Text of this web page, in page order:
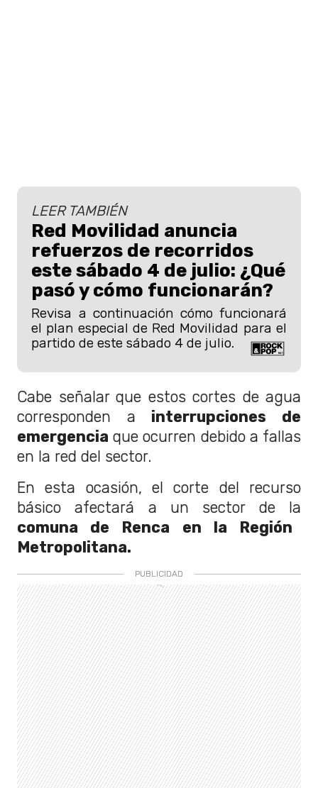
LEER TAMBIÉN
Red Movilidad anuncia
refuerzos de recorridos
este sábado 4 de julio: ¿Qué
pasó y cómo funcionarán?
Revisa a continuación cómo funcionará
el plan especial de Red Movilidad para el
partido de este sábado 4 de julio.
Cabe señalar que estos cortes de agua
corresponden a interrupciones de
emergencia que ocurren debido a fallas
en la red del sector.
En esta ocasión, el corte del recurso
básico afectará a un sector de la
comuna de Renca en la Región
Metropolitana.